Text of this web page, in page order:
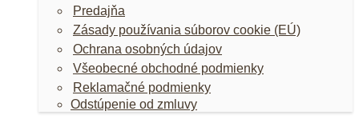
Predajňa
Zásady používania súborov cookie (EÚ)
Ochrana osobných údajov
Všeobecné obchodné podmienky
Reklamačné podmienky
Odstúpenie od zmluvy